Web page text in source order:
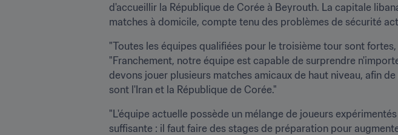
d'accueillir la République de Corée à Beyrouth. La capitale
matches à domicile, compte tenu des problèmes de sécurité
"Toutes les équipes qualifiées pour le troisième tour sont
"Franchement, notre équipe est capable de surprendre
devons jouer plusieurs matches amicaux de haut niveau, afin
sont l'Iran et la République de Corée."
"L'équipe actuelle possède un mélange de joueurs
suffisante : il faut faire des stages de préparation pour